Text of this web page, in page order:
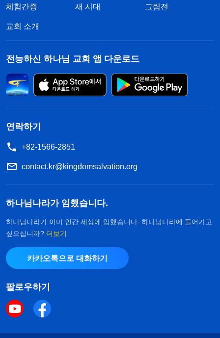
체험간증 새 시대 그림전
교회 소개
전능하신 하나님 교회 앱 다운로드
연락하기
+82-1566-2851
contact.kr@kingdomsalvation.org
하나님나라가 임했습니다.
하나님나라가 이미 인간 세상에 임했습니다. 하나님나라에 들어가고
싶으십니까? 더보기
카카오톡으로 대화하기
팔로우하기